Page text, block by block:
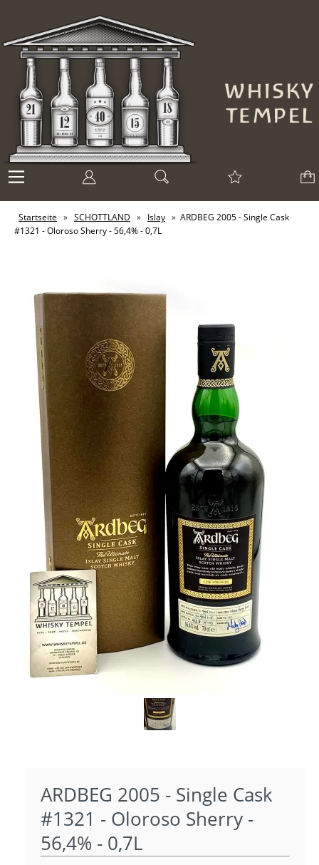
Startseite » SCHOTTLAND » Islay » ARDBEG 2005 - Single Cask
#1321 - Oloroso Sherry - 56,4% - 0,7L
ARDBEG 2005 - Single Cask
#1321 - Oloroso Sherry -
56,4% - 0,7L